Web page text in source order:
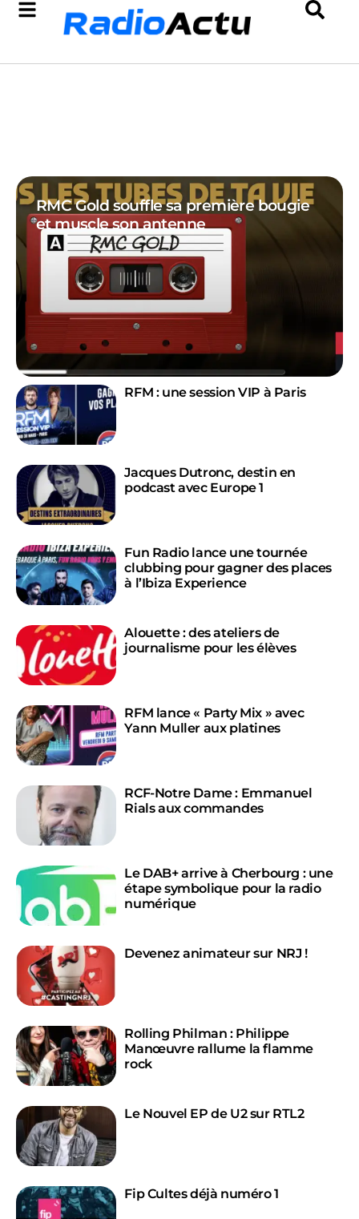
RMC Gold souffle sa première bougie
et muscle son antenne
RFM : une session VIP à Paris
Jacques Dutronc, destin en
podcast avec Europe 1
Fun Radio lance une tournée
clubbing pour gagner des places
à l’Ibiza Experience
Alouette : des ateliers de
journalisme pour les élèves
RFM lance « Party Mix » avec
Yann Muller aux platines
RCF-Notre Dame : Emmanuel
Rials aux commandes
Le DAB+ arrive à Cherbourg : une
étape symbolique pour la radio
numérique
Devenez animateur sur NRJ !
Rolling Philman : Philippe
Manœuvre rallume la flamme
rock
Le Nouvel EP de U2 sur RTL2
Fip Cultes déjà numéro 1